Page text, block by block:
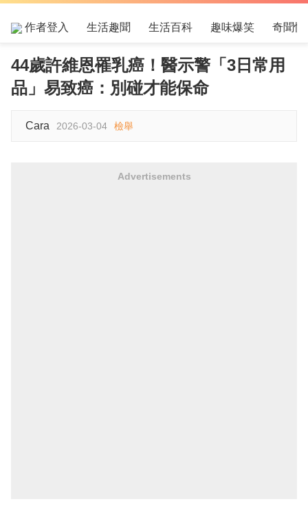
作者登入 生活趣聞 生活百科 趣味爆笑 奇聞怪
44歲許維恩罹乳癌！醫示警「3日常用
品」易致癌：別碰才能保命
Cara 2026-03-04 檢舉
Advertisements